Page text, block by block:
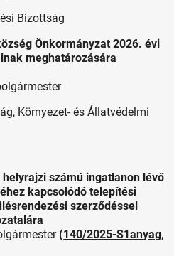
Bizottság
Önkormányzat 2026. évi
meghatározására
Környezet- és Állatvédelmi
számú ingatlanon lévő
kapcsolódó telepítési
szerződéssel
(140/2025-S1anyag,